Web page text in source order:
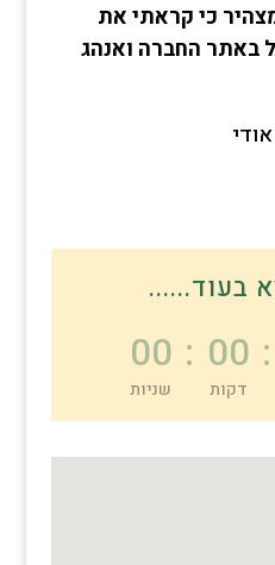
כי קראתי את
באתר החברה ואנהג
בעוד......
:
00
דקות
:
00
שניות